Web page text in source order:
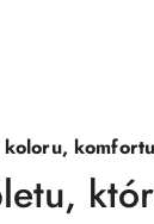
koloru,